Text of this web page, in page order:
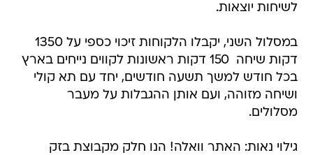
לשיחות יוצאות.
במסלול השני, יקבלו הלקוחות זיכוי כספי על 1350
דקות שיחה  150 דקות ראשונות לקווים נייחים בארץ
בכל חודש למשך תשעה חודשים, יחד עם תא קולי
ושיחה מזוהה, ועם אותן ההגבלות על מעבר
מסלולים.
גילוי נאות: האתר וואלה! הנו חלק מקבוצת בזק